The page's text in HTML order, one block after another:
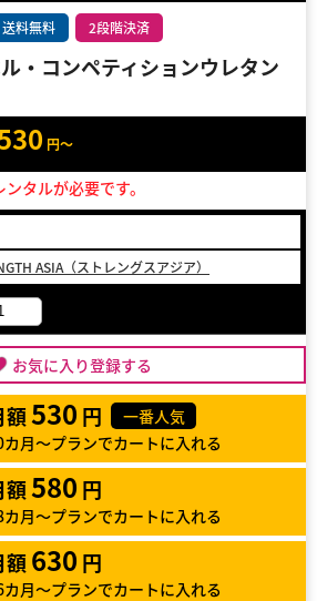
送料無料 2段階決済
・コンペティションウレタン
円～
タルが必要です。
ASIA（ストレングスアジア）
お気に入り登録する
額530 円
一番人気
カ月～プランでカートに入れる
額580 円
カ月～プランでカートに入れる
額 630 円
カ月～プランでカートに入れる